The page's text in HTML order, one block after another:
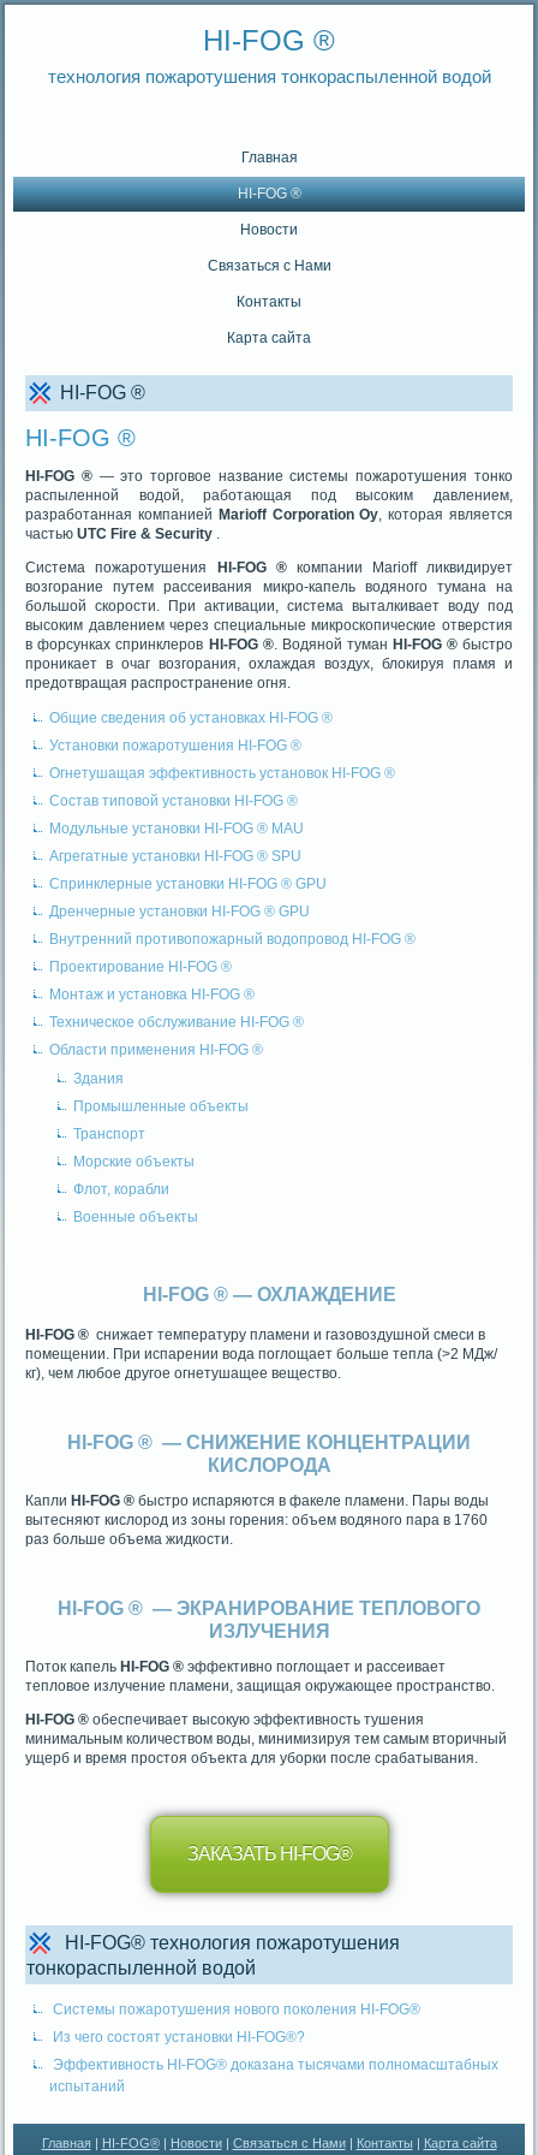
HI-FOG ®
технология пожаротушения тонкораспыленной водой
Главная
HI-FOG ®
Новости
Связаться с Нами
Контакты
Карта сайта
HI-FOG ®
HI-FOG ®
HI-FOG ® — это торговое название системы пожаротушения тонко
распыленной водой, работающая под высоким давлением,
разработанная компанией Marioff Corporation Oy, которая является
частьюUTC Fire & Security .
Система пожаротушения
HI-FOG ®компании Marioff ликвидирует
возгорание путем рассеивания микро-капель водяного тумана на
большой скорости. При активации, система выталкивает воду под
высоким давлением через специальные микроскопические отверстия
в форсунках спринклеров HI-FOG ®. Водяной туман HI-FOG ®быстро
проникает в очаг возгорания, охлаждая воздух, блокируя пламя и
предотвращая распространение огня.
Общие сведения об установках HI-FOG ®
Установки пожаротушения HI-FOG ®
Огнетушащая эффективность установок HI-FOG ®
Состав типовой установки HI-FOG ®
Модульные установки HI-FOG ® MAU
Агрегатные установки HI-FOG ® SPU
Спринклерные установки HI-FOG ® GPU
Дренчерные установки HI-FOG ® GPU
Внутренний противопожарный водопровод HI-FOG ®
Проектирование HI-FOG ®
Монтаж и установка HI-FOG ®
Техническое обслуживание HI-FOG ®
Области применения HI-FOG ®
Здания
Промышленные объекты
Транспорт
Морские объекты
Флот, корабли
Военные объекты
HI-FOG ® — ОХЛАЖДЕНИЕ
HI-FOG ® снижает температуру пламени и газовоздушной смеси в
помещении. При испарении вода поглощает больше тепла (>2 МДж/
кг), чем любое другое огнетушащее вещество.
HI-FOG ® — СНИЖЕНИЕ КОНЦЕНТРАЦИИ
КИСЛОРОДА
Капли HI-FOG ®быстро испаряются в факеле пламени. Пары воды
вытесняют кислород из зоны горения: объем водяного пара в 1760
раз больше объема жидкости.
HI-FOG ® — ЭКРАНИРОВАНИЕ ТЕПЛОВОГО
ИЗЛУЧЕНИЯ
Поток капель HI-FOG ®эффективно поглощает и рассеивает
тепловое излучение пламени, защищая окружающее пространство.
HI-FOG ®обеспечивает высокую эффективность тушения
минимальным количеством воды, минимизируя тем самым вторичный
ущерб и время простоя объекта для уборки после срабатывания.
ЗАКАЗАТЬ HI-FOG®
HI-FOG® технология пожаротушения
тонкораспыленной водой
Системы пожаротушения нового поколения HI-FOG®
Из чего состоят установки HI-FOG®?
Эффективность HI-FOG® доказана тысячами полномасштабных
испытаний
Главная| HI-FOG®| Новости| Связаться с Нами| Контакты Карта сайта